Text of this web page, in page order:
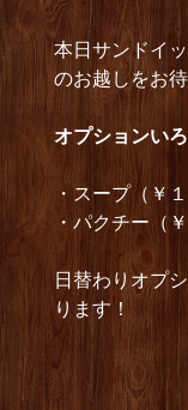
本日サンドイ
のお越しをお
オプショ ンい
・スープ（￥
・パクチー（
日替わりオプ
ります！